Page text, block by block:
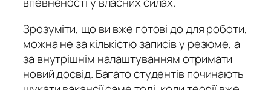
Зрозуміти, що ви вже готові до для роботи,
можна не за кількістю записів у резюме, а
за внутрішнім налаштуванням отримати
новий досвід. Багато студентів починають